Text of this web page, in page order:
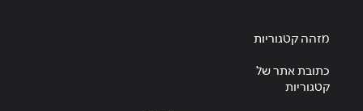
מזהה קטגוריות
כתובת אתר של
קטגוריות